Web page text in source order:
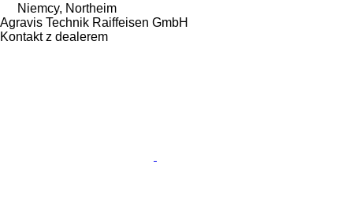
Niemcy, Northeim
Agravis Technik Raiffeisen GmbH
Kontakt z dealerem